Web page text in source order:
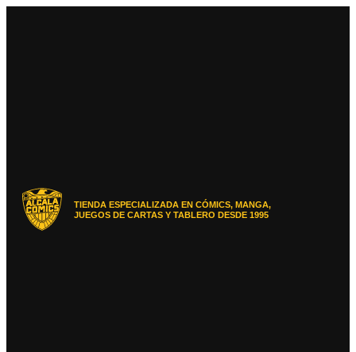
TIENDA ESPECIALIZADA EN CÓMICS, MANGA,
JUEGOS DE CARTAS Y TABLERO DESDE 1995